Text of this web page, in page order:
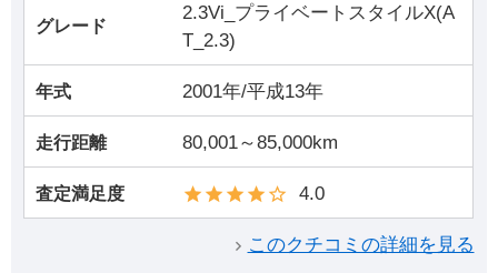
グレード
2.3Vi_プライベートスタイルX(A
T_2.3)
年式 2001年/平成13年
走行距離 80,001～85,000km
査定満足度 4.0
このクチコミの詳細を見る